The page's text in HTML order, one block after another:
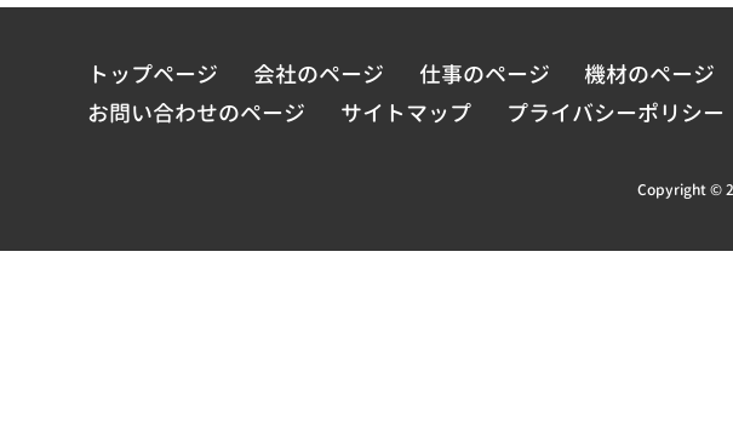
トップページ 会社のページ 仕事のページ 機材のページ
お問い合わせのページ
サイトマップ プライバシーポリシー
Copyright ©